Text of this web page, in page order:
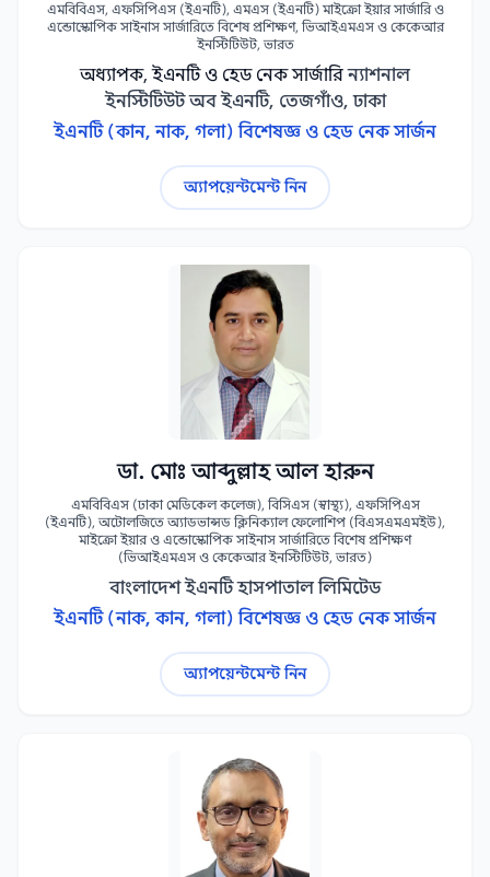
এমবিবিএস, এফসিপিএস (ইএনটি), এমএস (ইএনটি) মাইক্রো ইয়ার সার্জারি ও
এন্ডোস্কোপিক সাইনাস সার্জারিতে বিশেষ প্রশিক্ষণ, ভিআইএমএস ও কেকেআর
ইনস্টিটিউট, ভারত
অধ্যাপক, ইএনটি ও হেড নেক সার্জারি ন্যাশনাল
ইনস্টিটিউট অব ইএনটি, তেজগাঁও, ঢাকা
ইএনটি (কান, নাক, গলা) বিশেষজ্ঞ ও হেড নেক সার্জন
অ্যাপয়েন্টমেন্ট নিন
ডা. মোঃ আব্দুল্লাহ আল হারুন
এমবিবিএস (ঢাকা মেডিকেল কলেজ), বিসিএস (স্বাস্থ্য), এফসিপিএস
(ইএনটি), অটোলজিতে অ্যাডভান্সড ক্লিনিক্যাল ফেলোশিপ (বিএসএমএমইউ),
মাইক্রো ইয়ার ও এন্ডোস্কোপিক সাইনাস সার্জারিতে বিশেষ প্রশিক্ষণ
(ভিআইএমএস ও কেকেআর ইনস্টিটিউট, ভারত)
বাংলাদেশ ইএনটি হাসপাতাল লিমিটেড
ইএনটি (নাক, কান, গলা) বিশেষজ্ঞ ও হেড নেক সার্জন
অ্যাপয়েন্টমেন্ট নিন